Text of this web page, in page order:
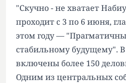
"Скучно - не хватает
проходит с 3 по 6 июня,
этом году —
стабильному будущему".
включены более 150
Одним из центральных